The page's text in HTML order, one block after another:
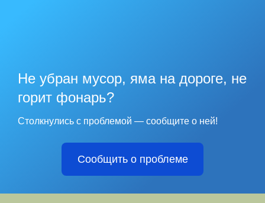
Не убран мусор, яма на дороге, не
горит фонарь?
Столкнулись с проблемой — сообщите о ней!
Сообщить о проблеме